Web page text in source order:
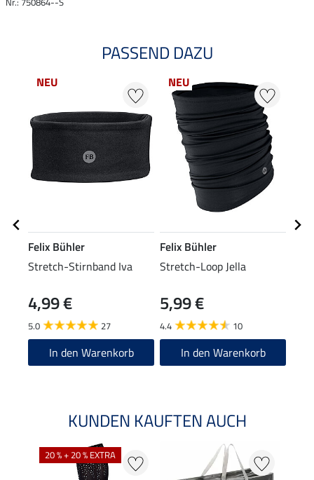
PASSEND DAZU
NEU
Felix Bühler
Stretch-Stirnband Iva
4,99 €
5.0 27
In den Warenkorb
NEU
Felix Bühler
Stretch-Loop Jella
5,99 €
4.4 10
In den Warenkorb
KUNDEN KAUFTEN AUCH
20 % + 20 % EXTRA